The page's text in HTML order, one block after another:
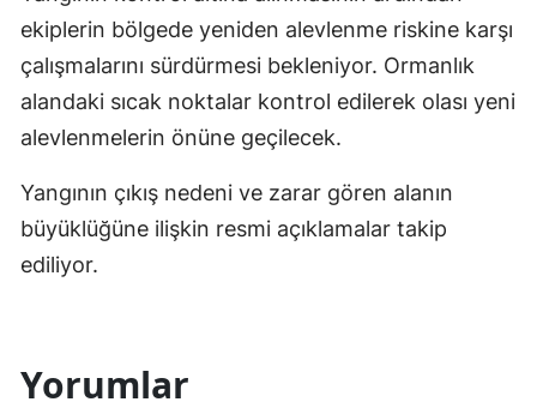
ekiplerin bölgede yeniden alevlenme riskine karşı
çalışmalarını sürdürmesi bekleniyor. Ormanlık
alandaki sıcak noktalar kontrol edilerek olası yeni
alevlenmelerin önüne geçilecek.
Yangının çıkış nedeni ve zarar gören alanın
büyüklüğüne ilişkin resmi açıklamalar takip
ediliyor.
Yorumlar